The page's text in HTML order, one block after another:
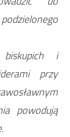
i
przy
powodują